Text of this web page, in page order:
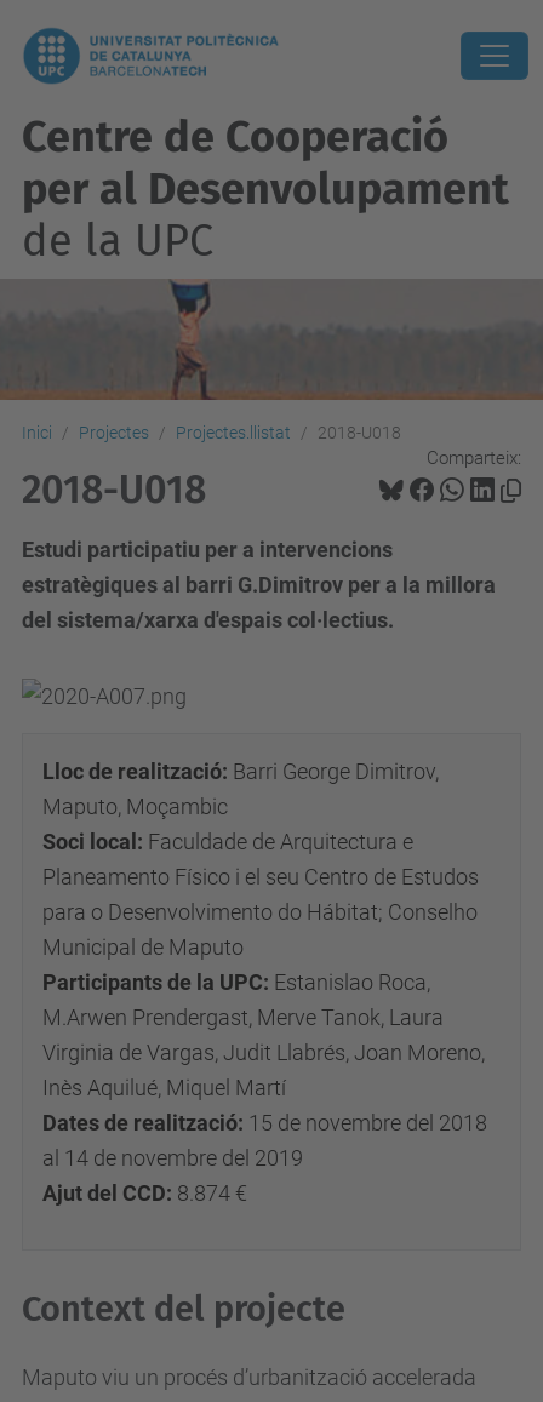
Centre de Cooperació
per al Desenvolupament
de la UPC
Inici Projectes Projectes.llistat 2018-U018
Comparteix:
2018-U018
Estudi participatiu per a intervencions
estratègiques al barri G.Dimitrov per a la millora
del sistema/xarxa d'espais col·lectius.
Lloc de realització: Barri George Dimitrov,
Maputo, Moçambic
Soci local: Faculdade de Arquitectura e
Planeamento Físico i el seu Centro de Estudos
para o Desenvolvimento do Hábitat; Conselho
Municipal de Maputo
Participants de la UPC: Estanislao Roca,
M.Arwen Prendergast, Merve Tanok, Laura
Virginia de Vargas, Judit Llabrés, Joan Moreno,
Inès Aquilué, Miquel Martí
Dates de realització: 15 de novembre del 2018
al 14 de novembre del 2019
Ajut del CCD: 8.874 €
Context del projecte
Maputo viu un procés d’urbanització accelerada